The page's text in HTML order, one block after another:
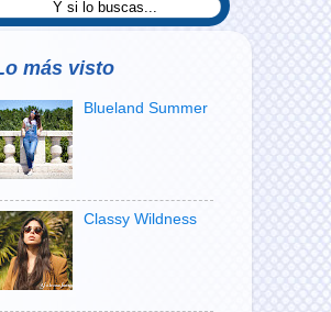
más visto
Blueland Summer
Classy Wildness